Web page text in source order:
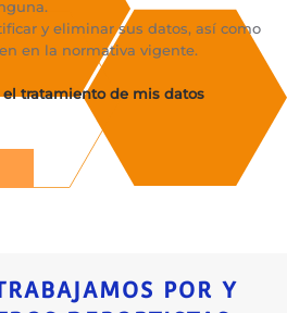
y eliminar sus datos, así como
en la normativa vigente.
tratamiento de mis datos
POR Y